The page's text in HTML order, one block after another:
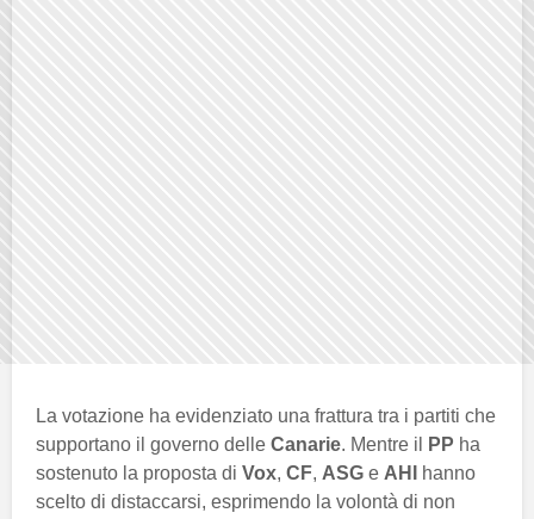
La votazione ha evidenziato una frattura tra i partiti che
supportano il governo delle Canarie. Mentre il PP ha
sostenuto la proposta di Vox, CF, ASG e AHI
hanno
scelto di distaccarsi, esprimendo la volontà di non